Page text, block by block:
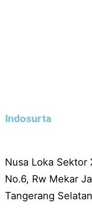
Indosurta
Nusa Loka Sektor
No.6, Rw Mekar
Tangerang